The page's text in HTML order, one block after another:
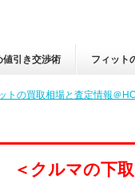
値引き交渉術 フィット
トの買取相場と査定情報＠
＜クルマの下